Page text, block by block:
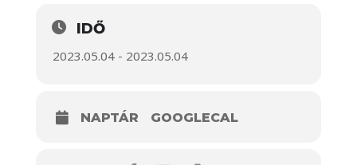
IDŐ
2023.05.04 - 2023.05.04
NAPTÁR GOOGLECAL